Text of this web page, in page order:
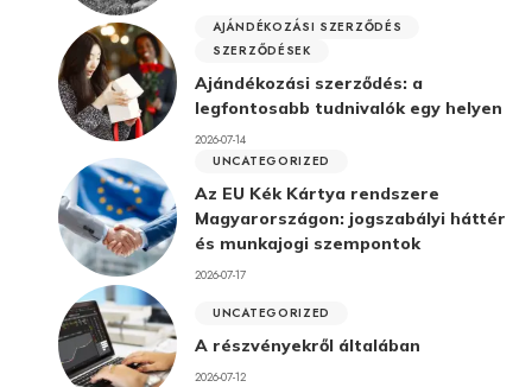
AJÁNDÉKOZÁSI SZERZŐDÉS
SZERZŐDÉSEK
Ajándékozási szerződés: a
legfontosabb tudnivalók egy helyen
2026-07-14
UNCATEGORIZED
Az EU Kék Kártya rendszere
Magyarországon: jogszabályi háttér
és munkajogi szempontok
2026-07-17
UNCATEGORIZED
A részvényekről általában
2026-07-12